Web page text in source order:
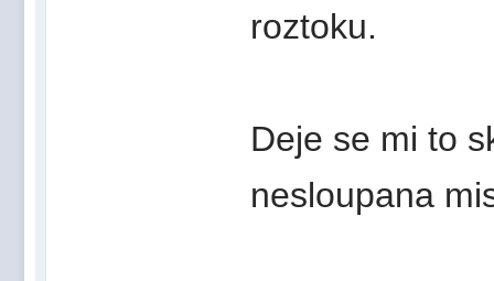
roztoku.
Deje se mi to
nesloupana